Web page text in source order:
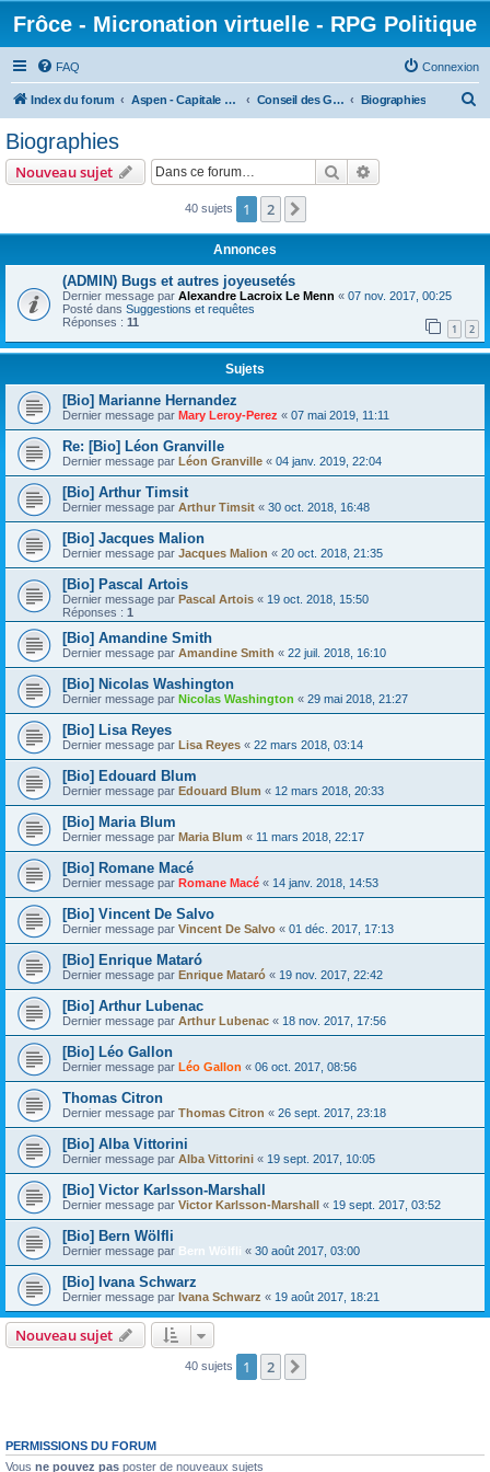
Frôce - Micronation virtuelle - RPG Politique
FAQ Connexion
Index du forum Aspen - Capitale Fédérale Conseil des Gardiens de la Démocratie Biographies
r
Biographies
Nouveau sujet Rechercher
40 sujets 1 2
Annonces
(ADMIN) Bugs et autres joyeusetés
Dernier message par Alexandre Lacroix Le Menn « 07 nov. 2017, 00:25
Posté dans Suggestions et requêtes
Réponses : 11 1 2
Sujets
[Bio] Marianne Hernandez
Dernier message par Mary Leroy-Perez « 07 mai 2019, 11:11
Re: [Bio] Léon Granville
Dernier message par Léon Granville « 04 janv. 2019, 22:04
[Bio] Arthur Timsit
Dernier message par Arthur Timsit « 30 oct. 2018, 16:48
[Bio] Jacques Malion
Dernier message par Jacques Malion « 20 oct. 2018, 21:35
[Bio] Pascal Artois
Dernier message par Pascal Artois « 19 oct. 2018, 15:50
Réponses : 1
[Bio] Amandine Smith
Dernier message par Amandine Smith « 22 juil. 2018, 16:10
[Bio] Nicolas Washington
Dernier message par Nicolas Washington « 29 mai 2018, 21:27
[Bio] Lisa Reyes
Dernier message par Lisa Reyes « 22 mars 2018, 03:14
[Bio] Edouard Blum
Dernier message par Edouard Blum « 12 mars 2018, 20:33
[Bio] Maria Blum
Dernier message par Maria Blum « 11 mars 2018, 22:17
[Bio] Romane Macé
Dernier message par Romane Macé « 14 janv. 2018, 14:53
[Bio] Vincent De Salvo
Dernier message par Vincent De Salvo « 01 déc. 2017, 17:13
[Bio] Enrique Mataró
Dernier message par Enrique Mataró « 19 nov. 2017, 22:42
[Bio] Arthur Lubenac
Dernier message par Arthur Lubenac « 18 nov. 2017, 17:56
[Bio] Léo Gallon
Dernier message par Léo Gallon « 06 oct. 2017, 08:56
Thomas Citron
Dernier message par Thomas Citron « 26 sept. 2017, 23:18
[Bio] Alba Vittorini
Dernier message par Alba Vittorini « 19 sept. 2017, 10:05
[Bio] Victor Karlsson-Marshall
Dernier message par Victor Karlsson-Marshall « 19 sept. 2017, 03:52
[Bio] Bern Wölfli
Dernier message par Bern Wölfli « 30 août 2017, 03:00
[Bio] Ivana Schwarz
Dernier message par Ivana Schwarz « 19 août 2017, 18:21
Nouveau sujet
40 sujets 1 2
PERMISSIONS DU FORUM
Vous ne pouvez pas poster de nouveaux sujets